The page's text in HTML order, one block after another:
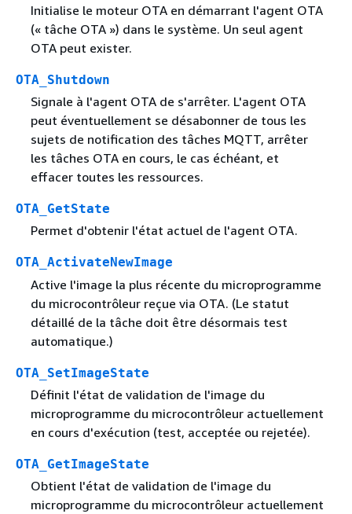
Initialise le moteur OTA en démarrant l'agent OTA
(« tâche OTA ») dans le système. Un seul agent
OTA peut exister.
OTA_Shutdown
Signale à l'agent OTA de s'arrêter. L'agent OTA
peut éventuellement se désabonner de tous les
sujets de notification des tâches MQTT, arrêter
les tâches OTA en cours, le cas échéant, et
effacer toutes les ressources.
OTA_GetState
Permet d'obtenir l'état actuel de l'agent OTA.
OTA_ActivateNewImage
Active l'image la plus récente du microprogramme
du microcontrôleur reçue via OTA. (Le statut
détaillé de la tâche doit être désormais test
automatique.)
OTA_SetImageState
Définit l'état de validation de l'image du
microprogramme du microcontrôleur actuellement
en cours d'exécution (test, acceptée ou rejetée).
OTA_GetImageState
Obtient l'état de validation de l'image du
microprogramme du microcontrôleur actuellement